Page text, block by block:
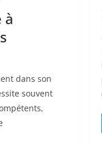
à
dans son
souvent